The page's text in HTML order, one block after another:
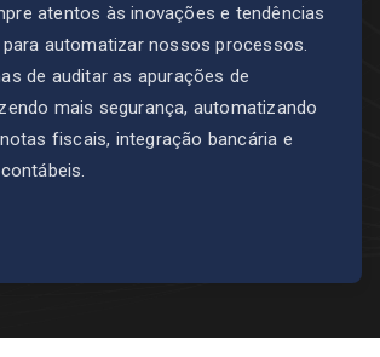
atentos às inovações e tendências
automatizar nossos processos.
de auditar as apurações de
mais segurança, automatizando
fiscais, integração bancária e